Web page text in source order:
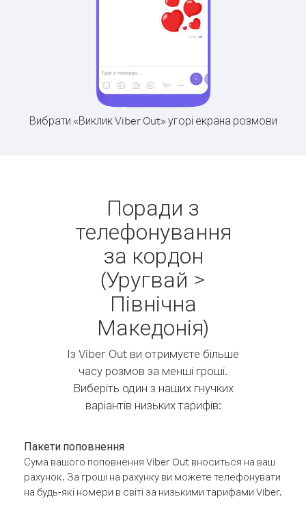
Вибрати «Виклик Viber Out» угорі екрана розмови
Поради з
телефонування
за кордон
(Уругвай >
Північна
Македонія)
Із Viber Out ви отримуєте більше
часу розмов за менші гроші.
Виберіть один з наших гнучких
варіантів низьких тарифів:
Пакети поповнення
Сума вашого поповнення Viber Out вноситься на ваш
рахунок. За гроші на рахунку ви можете телефонувати
на будь-які номери в світі за низькими тарифами Viber.